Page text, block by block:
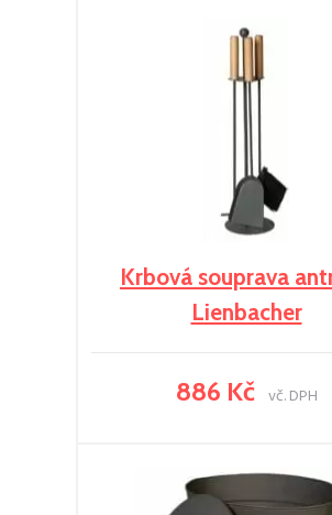
Krbová souprava
Lienbacher
886 Kč vč. DPH